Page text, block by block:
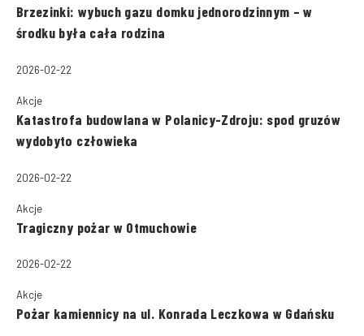
Brzezinki: wybuch gazu domku jednorodzinnym – w
środku była cała rodzina
2026-02-22
Akcje
Katastrofa budowlana w Polanicy-Zdroju: spod gruzów
wydobyto człowieka
2026-02-22
Akcje
Tragiczny pożar w Otmuchowie
2026-02-22
Akcje
Pożar kamiennicy na ul. Konrada Leczkowa w Gdańsku